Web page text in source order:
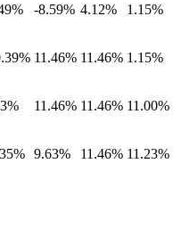
-8.59% 4.12% 1.15%
11.46% 11.46% 1.15%
11.46% 11.46% 11.00%
9.63% 11.46% 11.23%